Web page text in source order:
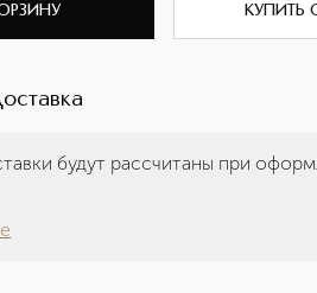
КУПИТЬ
будут рассчитаны при